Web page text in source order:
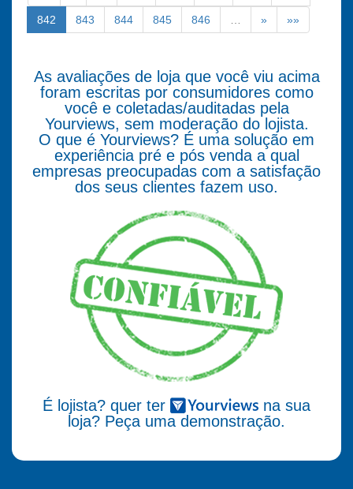
842 843 844 845 846 » »»
As avaliações de loja que você viu acima
foram escritas por consumidores como
você e coletadas/auditadas pela
Yourviews, sem moderação do lojista.
O que é Yourviews? É uma solução em
experiência pré e pós venda a qual
empresas preocupadas com a satisfação
dos seus clientes fazem uso.
É lojista? quer ter
na sua
loja? Peça uma demonstração.